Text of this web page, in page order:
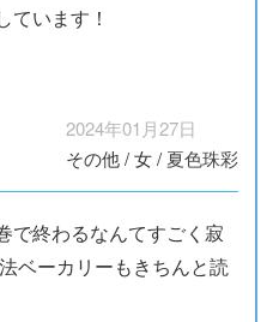
ています！
2024年01月27日
その他/女/ 夏色珠彩
で終わるなんてすごく寂
ベーカリーもきちんと読